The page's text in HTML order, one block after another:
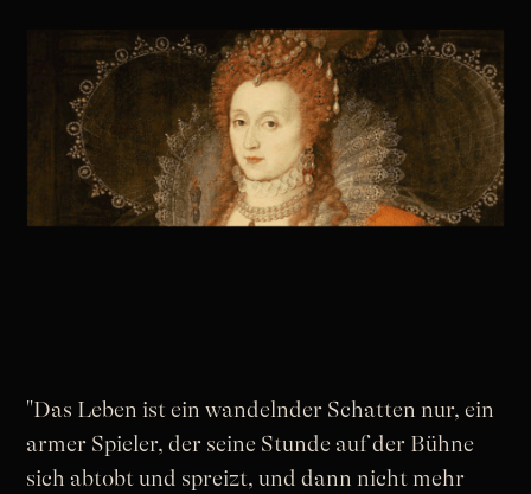
"Das Leben ist ein wandelnder Schatten nur, ein
armer Spieler, der seine Stunde auf der Bühne
sich abtobt und spreizt, und dann nicht mehr